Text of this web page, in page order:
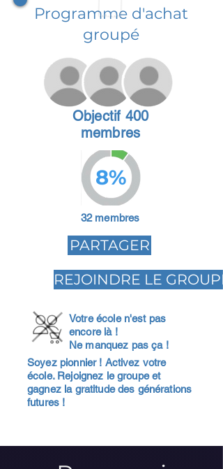
Programme d'achat
groupé
Objectif 400
membres
8%
32 membres
PARTAGER
REJOINDRE LE GROUPE
Votre école n'est pas
encore là !
Ne manquez pas ça !
Soyez pionnier ! Activez votre
école. Rejoignez le groupe et
gagnez la gratitude des générations
futures !